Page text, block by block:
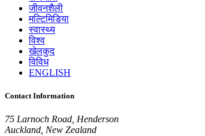
जीवनशैली
मल्टिमिडिया
स्वास्थ्य
विश्व
खेलकुद
विविध
ENGLISH
Contact Information
75 Larnoch Road, Henderson
Auckland, New Zealand